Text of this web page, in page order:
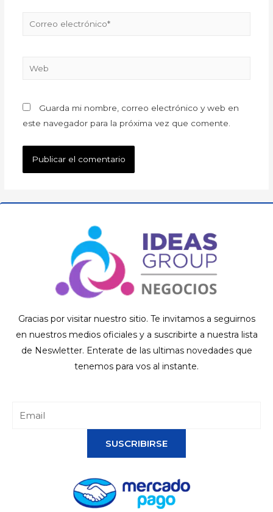
Guarda mi nombre, correo electrónico y web en
este navegador para la próxima vez que comente.
Gracias por visitar nuestro sitio. Te invitamos a seguirnos
en nuestros medios oficiales y a suscribirte a nuestra lista
de Neswletter. Enterate de las ultimas novedades que
tenemos para vos al instante.
SUSCRIBIRSE